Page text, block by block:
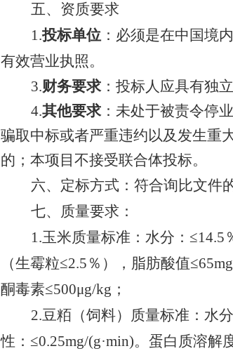
五、 资质要求
1.投标单位 ： 必须是在中国境
有效营业执照。
3.财务要求： 投标人应具有独
4.其他要求： 未处于被责令停
骗取中标或者严重违约以及发生重
的；本项目不接受联合体投标。
六、 定标方式： 符合询比文件
七、质量要求：
1.玉米质量标准：水分： ≤14.5
（生霉粒≤2.5 ％），脂肪酸值
酮毒素≤500μg/kg ；
2.豆粨（饲料）质量标准：水分
性： ≤0.25mg/(g·min)。蛋白质溶解